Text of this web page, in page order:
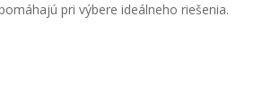
pri výbere ideálneho riešenia.